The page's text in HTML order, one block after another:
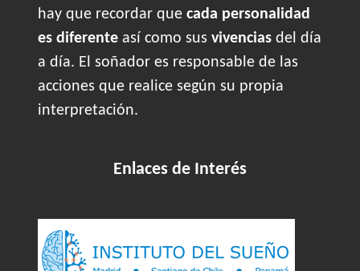
hay que recordar que cada personalidad
es diferente así como sus vivencias del día
a día. El soñador es responsable de las
acciones que realice según su propia
interpretación.
Enlaces de Interés